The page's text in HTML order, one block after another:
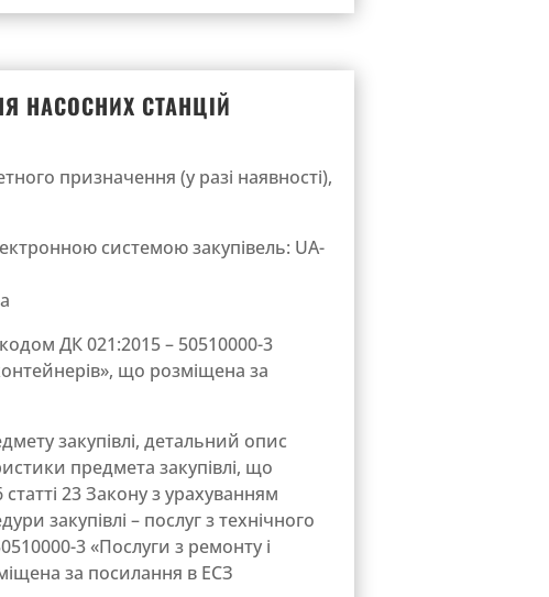
НАСОСНИХ СТАНЦІЙ
призначення (у разі наявності),
системою закупівель: UA-
ДК 021:2015 – 50510000-3
що розміщена за
закупівлі, детальний опис
предмета закупівлі, що
23 Закону з урахуванням
закупівлі – послуг з технічного
3 «Послуги з ремонту і
за посилання в ЕСЗ